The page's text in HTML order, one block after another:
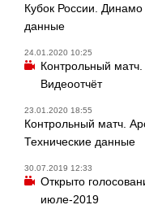
Кубок России.
данные
24.01.2020 10:25
Контрольный
Видеоотчёт
23.01.2020 18:55
Контрольный матч.
Технические данные
30.07.2019 12:33
Открыто
июле-2019